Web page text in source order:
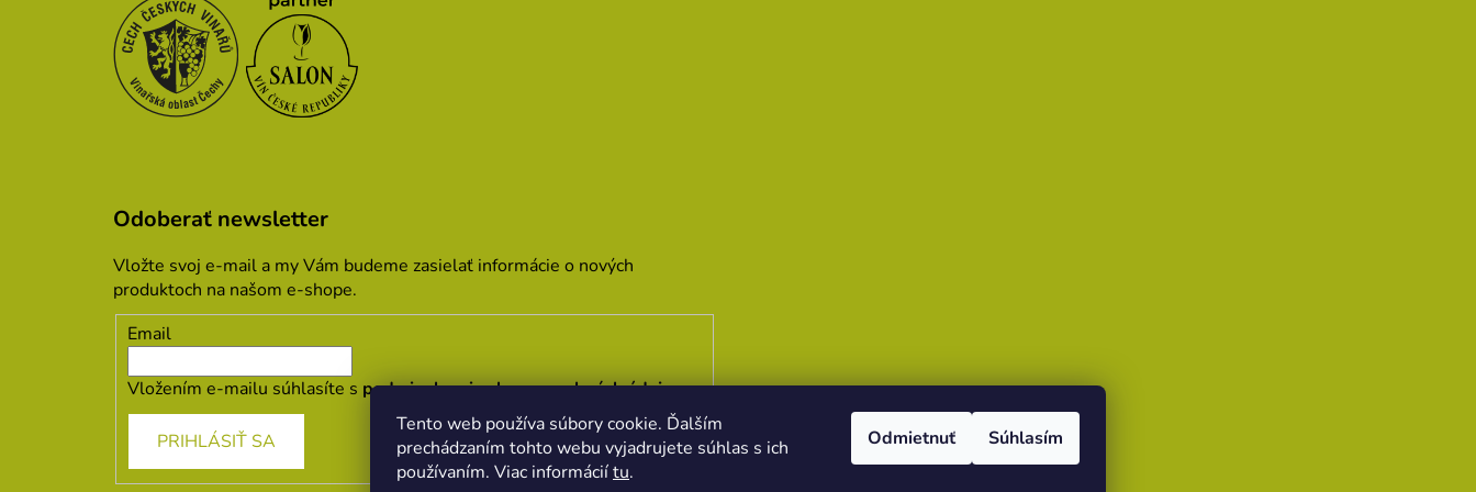
Tento web používa súbory cookie. Ďalším
prechádzaním tohto webu vyjadrujete súhlas s ich
používaním. Viac informáciítu.
Odmietnuť Súhlasím
Odoberať newsletter
Vložte svoj e-mail a my Vám budeme zasielať informácie o nových
produktoch na našom e-shope.
Email
Vložením e-mailu súhlasíte s podmienkami ochrany osobných údajov
PRIHLÁSIŤ SA